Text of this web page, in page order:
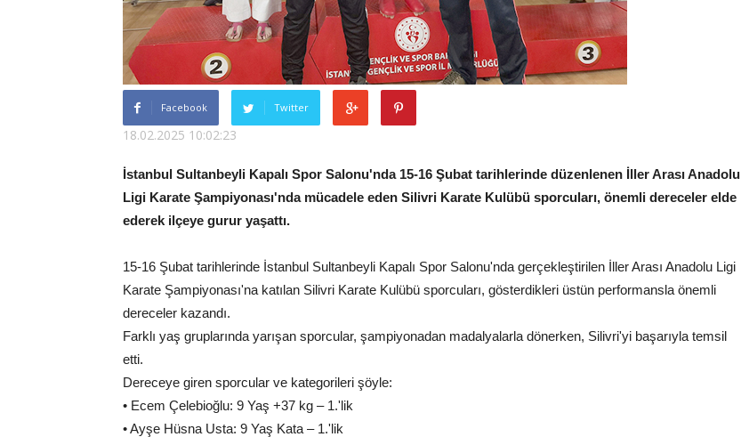
Facebook Twitter
18.02.2025 10:02:23
İstanbul Sultanbeyli Kapalı Spor Salonu'nda 15-16 Şubat tarihlerinde düzenlenen İller Arası Anadolu
Ligi Karate Şampiyonası'nda mücadele eden Silivri Karate Kulübü sporcuları, önemli dereceler elde
ederek ilçeye gurur yaşattı.
15-16 Şubat tarihlerinde İstanbul Sultanbeyli Kapalı Spor Salonu'nda gerçekleştirilen İller Arası Anadolu Ligi
Karate Şampiyonası'na katılan Silivri Karate Kulübü sporcuları, gösterdikleri üstün performansla önemli
dereceler kazandı.
Farklı yaş gruplarında yarışan sporcular, şampiyonadan madalyalarla dönerken, Silivri'yi başarıyla temsil
etti.
Dereceye giren sporcular ve kategorileri şöyle:
• Ecem Çelebioğlu: 9 Yaş +37 kg – 1.'lik
• Ayşe Hüsna Usta: 9 Yaş Kata – 1.'lik